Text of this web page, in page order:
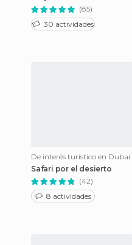
(85)
30 actividades
De interés turístico en Dubai
Safari por el desierto
(42)
8 actividades